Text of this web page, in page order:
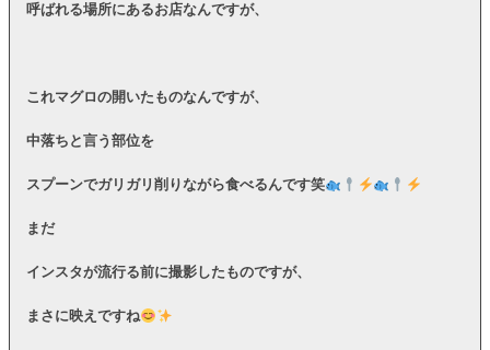
呼ばれる場所にあるお店なんですが、
これマグロの開いたものなんですが、
中落ちと言う部位を
スプーンでガリガリ削りながら食べるんです笑
まだ
インスタが流行る前に撮影したものですが、
まさに映えですね